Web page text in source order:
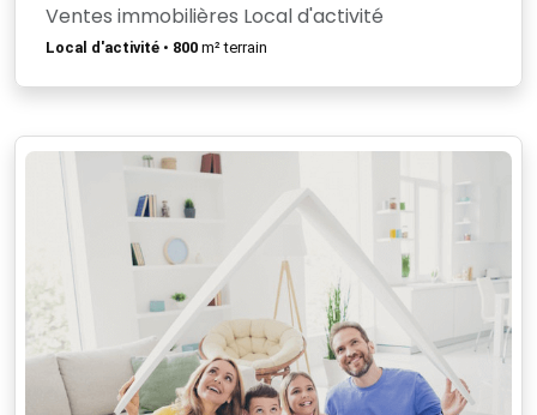
Ventes immobilières Local d'activité
Local d'activité • 800 m² terrain